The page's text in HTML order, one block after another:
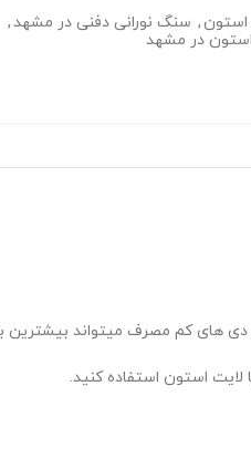
, سنگ نورانی دفنی در مشهد,
در مشهد
های کم مصرف میتواند بیشترین
لایت استون استفاده کنید.